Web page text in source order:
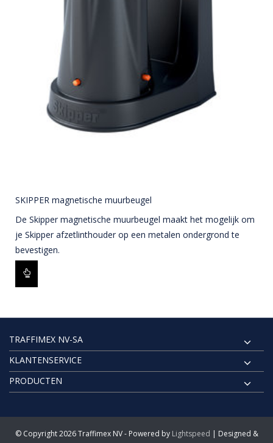
SKIPPER magnetische muurbeugel
De Skipper magnetische muurbeugel maakt het mogelijk om
je Skipper afzetlinthouder op een metalen ondergrond te
bevestigen.
TRAFFIMEX NV-SA
KLANTENSERVICE
PRODUCTEN
© Copyright 2026 Traffimex NV - Powered by Lightspeed | Designed &